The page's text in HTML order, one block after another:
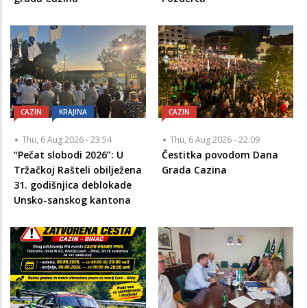
CAZIN KRAJINA
Thu, 6 Aug 2026 - 23:54
“Pečat slobodi 2026”: U
Tržačkoj Rašteli obilježena
31. godišnjica deblokade
Unsko-sanskog kantona
CAZIN
Thu, 6 Aug 2026 - 22:09
Čestitka povodom Dana
Grada Cazina